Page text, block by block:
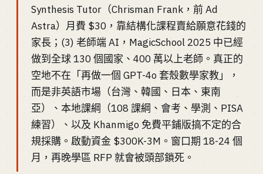
Synthesis Tutor（Chrisman Frank，前 Ad
Astra）月費 $30，靠結構化課程賣給願意花錢的
家長；(3) 老師端 AI，MagicSchool 2025 中已經
做到全球 130 個國家、400 萬以上老師。真正的
空地不在「再做一個 GPT-4o 套殼數學家教」，
而是非英語市場（台灣、韓國、日本、東南
亞）、本地課綱（108 課綱、會考、學測、PISA
練習）、以及 Khanmigo 免費平鋪版搞不定的合
規採購。啟動資金 $300K-3M。窗口期 18-24 個
月，再晚學區 RFP 就會被頭部鎖死。